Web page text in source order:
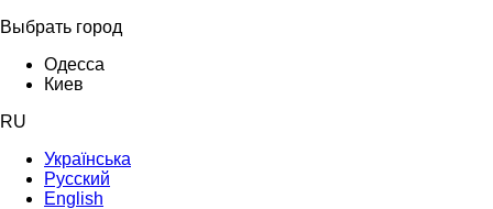
Выбрать город
Одесса
Киев
RU
Українська
Русский
English